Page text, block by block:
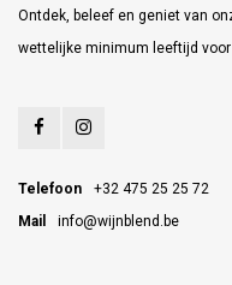
Ontdek, beleef en geniet van
wettelijke minimum leeftijd
Telefoon
+32 475 25 25 72
Mail
info@wijnblend.be